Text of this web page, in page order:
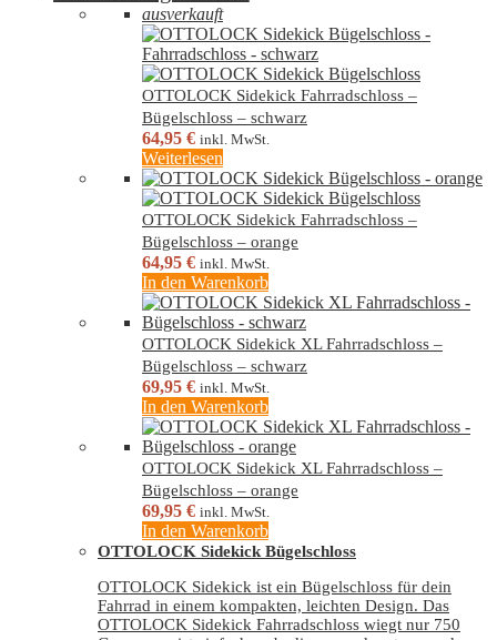
ausverkauft
OTTOLOCK Sidekick Fahrradschloss –
Bügelschloss – schwarz
64,95 € inkl. MwSt.
Weiterlesen
OTTOLOCK Sidekick Fahrradschloss –
Bügelschloss – orange
64,95 € inkl. MwSt.
In den Warenkorb
OTTOLOCK Sidekick XL Fahrradschloss –
Bügelschloss – schwarz
69,95 € inkl. MwSt.
In den Warenkorb
OTTOLOCK Sidekick XL Fahrradschloss –
Bügelschloss – orange
69,95 € inkl. MwSt.
In den Warenkorb
OTTOLOCK Sidekick Bügelschloss
OTTOLOCK Sidekick ist ein Bügelschloss für dein
Fahrrad in einem kompakten, leichten Design. Das
OTTOLOCK Sidekick Fahrradschloss wiegt nur 750